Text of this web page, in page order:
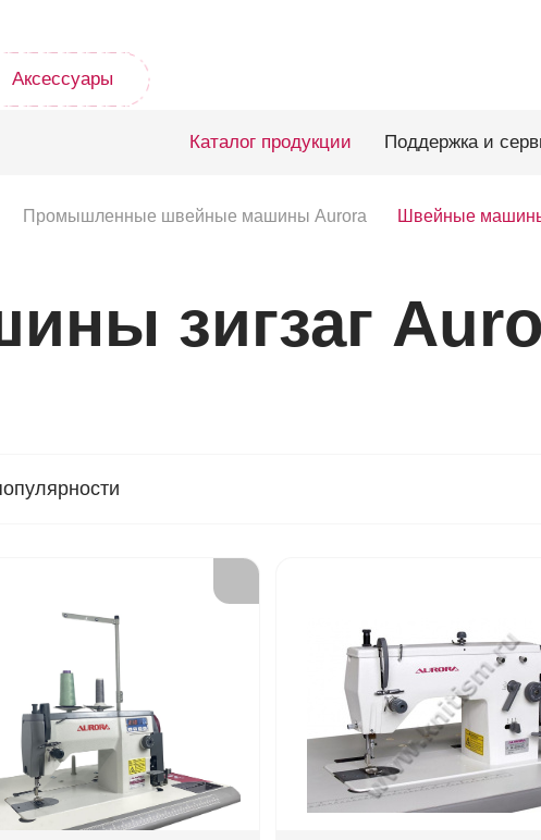
Аксессуары
Каталог продукции Поддержка и
Промышленные швейные машины Aurora Швейные машины
зигзаг